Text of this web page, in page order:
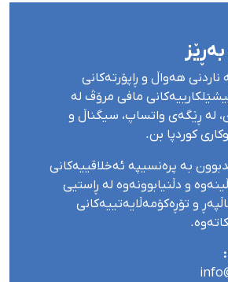
ناردنی هەواڵ و ڕاپۆرتەکانی
مافی مرۆڤ لە
لە ڕێگەی واتساپ، سیگناڵ و
کوردپا بن.
بە پرەنسیپە ئەخلاقییەکانی
و دڵنیابوونەوە لە ڕاستیی
و تۆڕەکۆمەڵایەتییەکانی